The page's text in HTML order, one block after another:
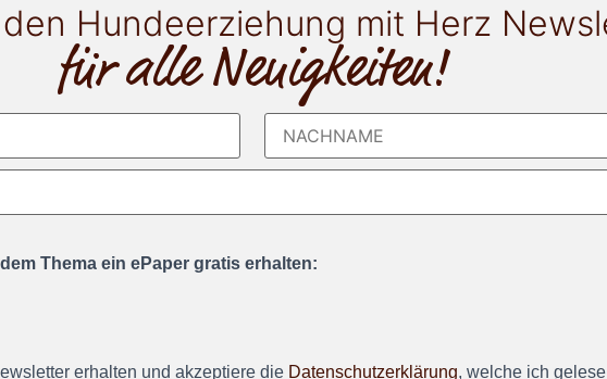
Hundeerziehung mit Herz
für alle Neuigkeiten!
Thema ein ePaper gratis erhalten:
erhalten und akzeptiere die Datenschutzerklärung, welche ich